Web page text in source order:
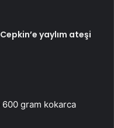
yaylım ateşi
600 gram kokarca